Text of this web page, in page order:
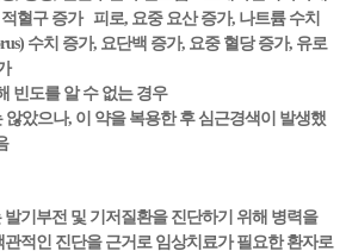
혈구 증가 피로, 요중 요산 증가, 나트륨 수치
수치 증가, 요단백 증가, 요중 혈당 증가, 유로
빈도를 알 수 없는 경우
았으나, 이 약을 복용한 후 심근경색이 발생했
발기부전 및 기저질환을 진단하기 위해 병력을
적인 진단을 근거로 임상치료가 필요한 환자로